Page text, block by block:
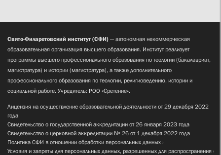
Свято-Филаретовский институт (СФИ) — автономная некоммерческая
образовательная организация высшего образования. Институт реализует
программы высшего профессионального образования по теологии (бакалавриат,
магистратура) и истории (магистратура), а также дополнительного
профессионального образования по теологии, религиоведению, истории и
социальной работе. Учредитель: РОО «Сретение».
Лицензия на осуществление образовательной деятельности от 29 декабря 2022
года
Свидетельство о государственной аккредитации от 26 января 2023 года
Свидетельство о церковной аккредитации № 26 от 1 декабря 2022 года
Политика СФИ в отношении обработки персональных данных
Условия и запреты для персональных данных, разрешенных для распространения